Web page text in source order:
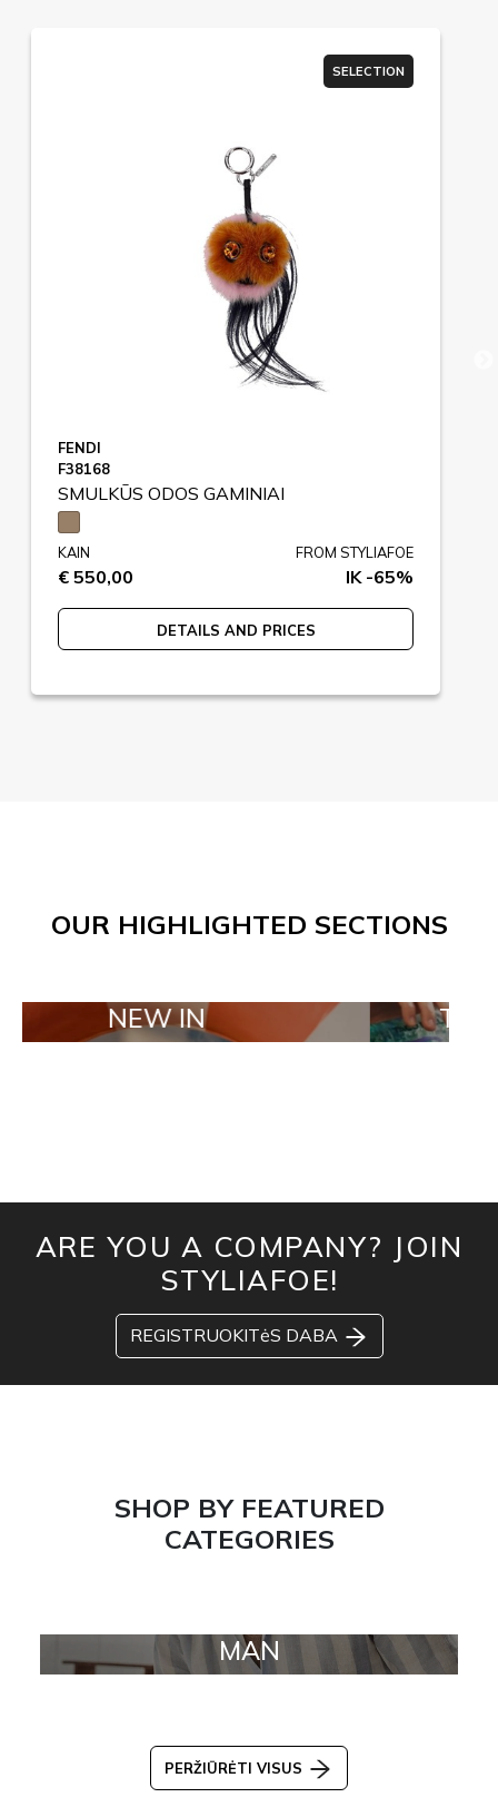
SELECTION
FENDI
F38168
SMULKŪS ODOS GAMINIAI
KAIN
€ 550,00
FROM STYLIAFOE
IK -65%
DETAILS AND PRICES
OUR HIGHLIGHTED SECTIONS
IN TAILOR
ARE YOU A COMPANY? JOIN
STYLIAFOE!
REGISTRUOKITėS DABA
SHOP BY FEATURED
CATEGORIES
MAN
PERŽIŪRĖTI VISUS